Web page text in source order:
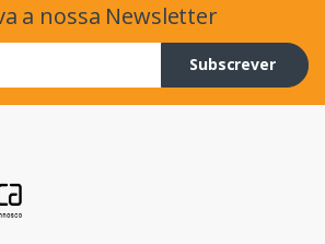
a nossa Newsletter
Subscrever